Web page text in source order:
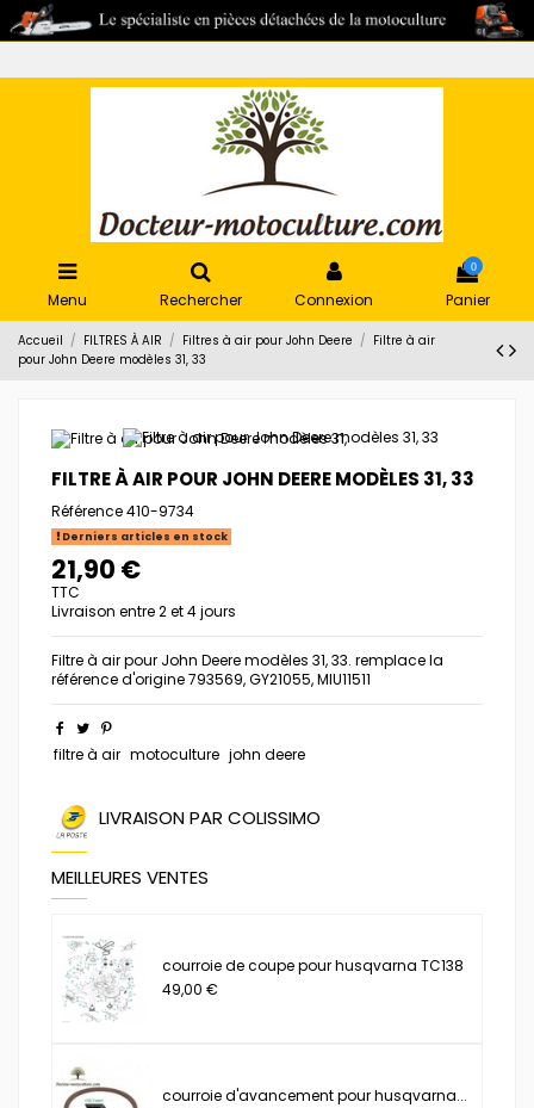
Menu Rechercher Connexion
0
Panier
Accueil FILTRES À AIR Filtres à air pour John Deere
Filtre à air
pour John Deere modèles 31, 33
FILTRE À AIR POUR JOHN DEERE MODÈLES 31, 33
Référence410-9734
Derniers articles en stock
21,90 €
TTC
Livraison entre 2 et 4 jours
Filtre à air pour John Deere modèles 31, 33. remplace la
référence d'origine 793569, GY21055, MIU11511
filtre à air motoculture john deere
LIVRAISON PAR COLISSIMO
MEILLEURES VENTES
courroie de coupe pour husqvarna TC138
49,00 €
courroie d'avancement pour husqvarna...